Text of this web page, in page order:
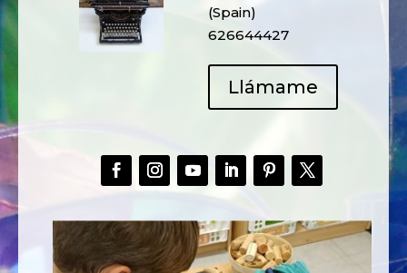
(Spain)
626644427
Llámame